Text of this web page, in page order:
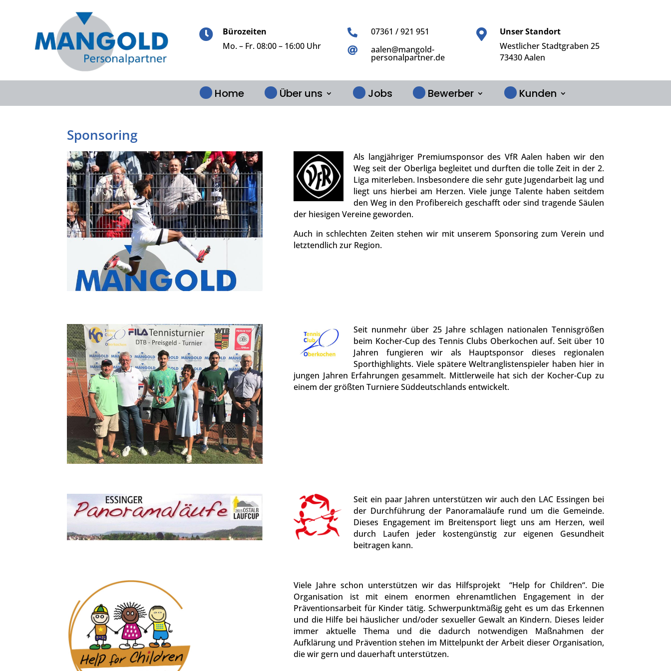

Bürozeiten
Mo. – Fr. 08:00 – 16:00 Uhr
 07361 / 921 951
 aalen@mangold-
personalpartner.de

Unser Standort
Westlicher Stadtgraben 25
73430 Aalen
Home Über uns Jobs Bewerber Kunden
Sponsoring
Als langjähriger Premiumsponsor des VfR Aalen haben wir den
Weg seit der Oberliga begleitet und durften die tolle Zeit in der 2.
Liga miterleben. Insbesondere die sehr gute Jugendarbeit lag und
liegt uns hierbei am Herzen. Viele junge Talente haben seitdem
den Weg in den Profibereich geschafft oder sind tragende Säulen
der hiesigen Vereine geworden.
Auch in schlechten Zeiten stehen wir mit unserem Sponsoring zum Verein und
letztendlich zur Region.
Seit nunmehr über 25 Jahre schlagen nationalen Tennisgrößen
beim Kocher-Cup des Tennis Clubs Oberkochen auf. Seit über 10
Jahren fungieren wir als Hauptsponsor dieses regionalen
Sporthighlights. Viele spätere Weltranglistenspieler haben hier in
jungen Jahren Erfahrungen gesammelt. Mittlerweile hat sich der Kocher-Cup zu
einem der größten Turniere Süddeutschlands entwickelt.
Seit ein paar Jahren unterstützen wir auch den LAC Essingen bei
der Durchführung der Panoramaläufe rund um die Gemeinde.
Dieses Engagement im Breitensport liegt uns am Herzen, weil
durch Laufen jeder kostengünstig zur eigenen Gesundheit
beitragen kann.
Viele Jahre schon unterstützen wir das Hilfsprojekt “Help for Children“. Die
Organisation ist mit einem enormen ehrenamtlichen Engagement in der
Präventionsarbeit für Kinder tätig. Schwerpunktmäßig geht es um das Erkennen
und die Hilfe bei häuslicher und/oder sexueller Gewalt an Kindern. Dieses leider
immer aktuelle Thema und die dadurch notwendigen Maßnahmen der
Aufklärung und Prävention stehen im Mittelpunkt der Arbeit dieser Organisation,
die wir gern und dauerhaft unterstützen.